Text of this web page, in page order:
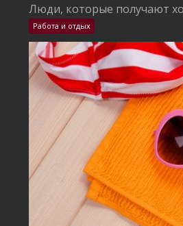
Люди, которые получают
Работа и отдых